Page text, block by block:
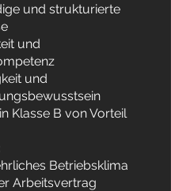
und strukturierte
und
und
Klasse B von Vorteil
Betriebsklima
Arbeitsvertrag